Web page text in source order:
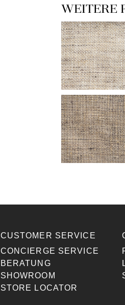
WEITERE
CUSTOMER SERVICE
CONCIERGE SERVICE
BERATUNG
SHOWROOM
STORE LOCATOR